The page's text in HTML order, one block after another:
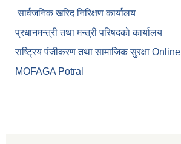
सार्वजनिक खरिद निरिक्षण कार्यालय
प्रधानमन्त्री तथा मन्त्री परिषदकाे कार्यालय
राष्ट्रिय पंजीकरण तथा सामाजिक सुरक्षा Online
MOFAGA Potral